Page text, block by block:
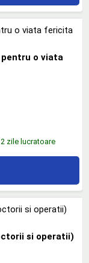
pentru o viata
zile lucratoare
si operatii)